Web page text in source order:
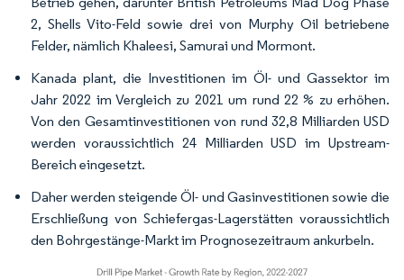
2, Shells Vito-Feld sowie drei von Murphy Oil betriebene
Felder, nämlich Khaleesi, Samurai und Mormont.
Kanada plant, die Investitionen im Öl- und Gassektor im
Jahr 2022 im Vergleich zu 2021 um rund 22 % zu erhöhen.
Von den Gesamtinvestitionen von rund 32,8 Milliarden USD
werden voraussichtlich 24 Milliarden USD im Upstream-
Bereich eingesetzt.
Daher werden steigende Öl- und Gasinvestitionen sowie die
Erschließung von Schiefergas-Lagerstätten voraussichtlich
den Bohrgestänge-Markt im Prognosezeitraum ankurbeln.